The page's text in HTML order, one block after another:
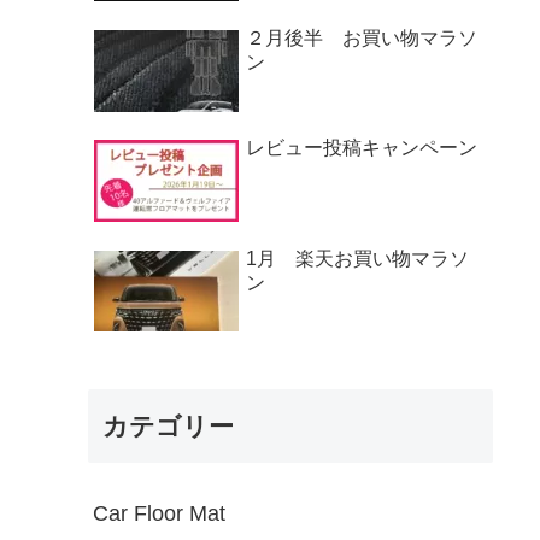
２月後半 お買い物マラソ
ン
レビュー投稿キャンペーン
1月 楽天お買い物マラソ
ン
カテゴリー
Car Floor Mat